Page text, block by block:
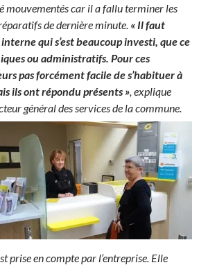
mouvementés car il a fallu terminer les
de dernière minute. « Il faut
qui s’est beaucoup investi, que ce
ou administratifs. Pour ces
pas forcément facile de s’habituer à
ils ont répondu présents » , explique
général des services de la commune.
prise en compte par l’entreprise. Elle